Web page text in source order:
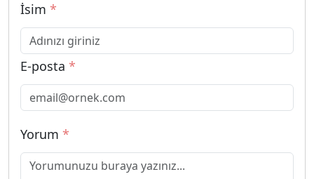
İsim *
E-posta *
Yorum *